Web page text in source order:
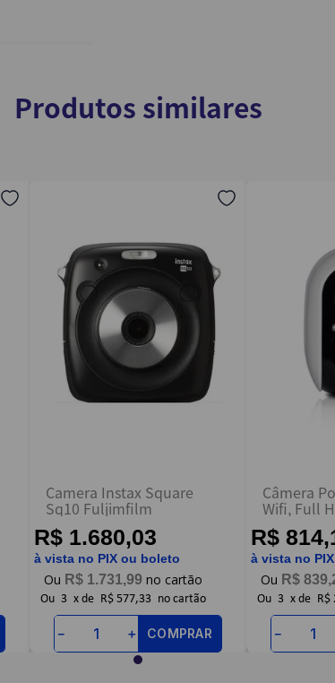
Produtos similares
Camera Instax Square
Sq10 Fuljimfilm
R$ 1.680,03
à vista no PIX ou boleto
R$ 1.731,99
Ou 3 x de R$ 577,33
＋
－ COMPRAR
Câmera
Wifi, Full
- SE227 -
R$
à vista no
R$ 839,
Ou 3 x de R$
－